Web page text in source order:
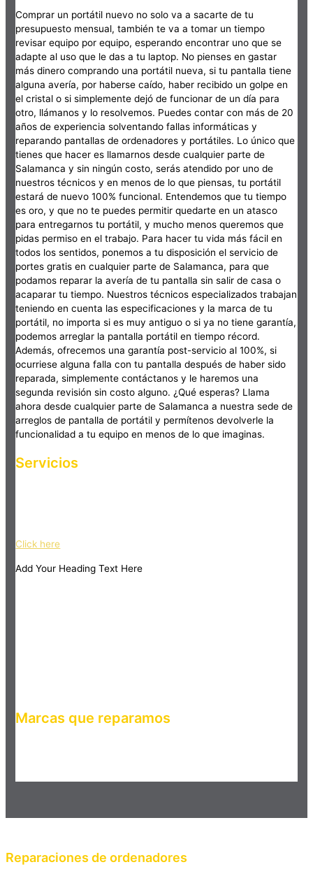
Comprar un portátil nuevo no solo va a sacarte de tu
presupuesto mensual, también te va a tomar un tiempo
revisar equipo por equipo, esperando encontrar uno que se
adapte al uso que le das a tu laptop. No pienses en gastar
más dinero comprando una portátil nueva, si tu pantalla tiene
alguna avería, por haberse caído, haber recibido un golpe en
el cristal o si simplemente dejó de funcionar de un día para
otro, llámanos y lo resolvemos. Puedes contar con más de 20
años de experiencia solventando fallas informáticas y
reparando pantallas de ordenadores y portátiles. Lo único que
tienes que hacer es llamarnos desde cualquier parte de
Salamanca y sin ningún costo, serás atendido por uno de
nuestros técnicos y en menos de lo que piensas, tu portátil
estará de nuevo 100% funcional. Entendemos que tu tiempo
es oro, y que no te puedes permitir quedarte en un atasco
para entregarnos tu portátil, y mucho menos queremos que
pidas permiso en el trabajo. Para hacer tu vida más fácil en
todos los sentidos, ponemos a tu disposición el servicio de
portes gratis en cualquier parte de Salamanca, para que
podamos reparar la avería de tu pantalla sin salir de casa o
acaparar tu tiempo. Nuestros técnicos especializados trabajan
teniendo en cuenta las especificaciones y la marca de tu
portátil, no importa si es muy antiguo o si ya no tiene garantía,
podemos arreglar la pantalla portátil en tiempo récord.
Además, ofrecemos una garantía post-servicio al 100%, si
ocurriese alguna falla con tu pantalla después de haber sido
reparada, simplemente contáctanos y le haremos una
segunda revisión sin costo alguno. ¿Qué esperas? Llama
ahora desde cualquier parte de Salamanca a nuestra sede de
arreglos de pantalla de portátil y permítenos devolverle la
funcionalidad a tu equipo en menos de lo que imaginas.
Servicios
Click here
Add Your Heading Text Here
Marcas que reparamos
Reparaciones de ordenadores